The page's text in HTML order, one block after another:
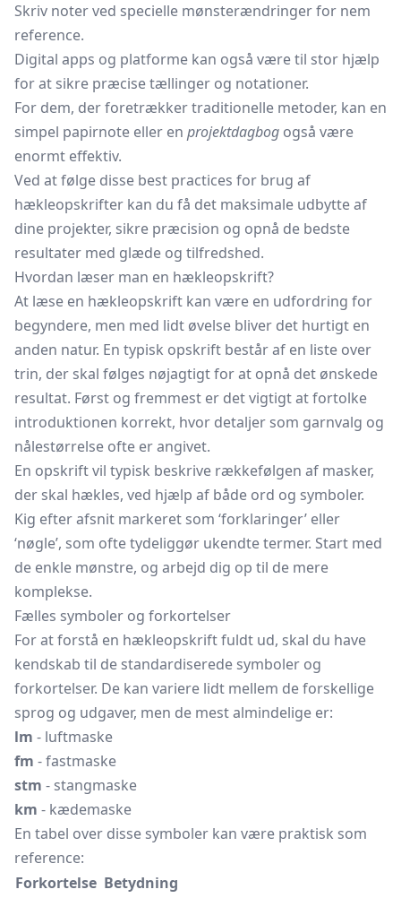
Skriv noter ved specielle mønsterændringer for nem
reference.
Digital apps og platforme kan også være til stor hjælp
for at sikre præcise tællinger og notationer.
For dem, der foretrækker traditionelle metoder, kan en
simpel papirnote eller en projektdagbog også være
enormt effektiv.
Ved at følge disse best practices for brug af
hækleopskrifter kan du få det maksimale udbytte af
dine projekter, sikre præcision og opnå de bedste
resultater med glæde og tilfredshed.
Hvordan læser man en hækleopskrift?
At læse en hækleopskrift kan være en udfordring for
begyndere, men med lidt øvelse bliver det hurtigt en
anden natur. En typisk opskrift består af en liste over
trin, der skal følges nøjagtigt for at opnå det ønskede
resultat. Først og fremmest er det vigtigt at fortolke
introduktionen korrekt, hvor detaljer som garnvalg og
nålestørrelse ofte er angivet.
En opskrift vil typisk beskrive rækkefølgen af masker,
der skal hækles, ved hjælp af både ord og symboler.
Kig efter afsnit markeret som ‘forklaringer’ eller
‘nøgle’, som ofte tydeliggør ukendte termer. Start med
de enkle mønstre, og arbejd dig op til de mere
komplekse.
Fælles symboler og forkortelser
For at forstå en hækleopskrift fuldt ud, skal du have
kendskab til de standardiserede symboler og
forkortelser. De kan variere lidt mellem de forskellige
sprog og udgaver, men de mest almindelige er:
lm - luftmaske
fm - fastmaske
stm - stangmaske
km - kædemaske
En tabel over disse symboler kan være praktisk som
reference:
Forkortelse Betydning